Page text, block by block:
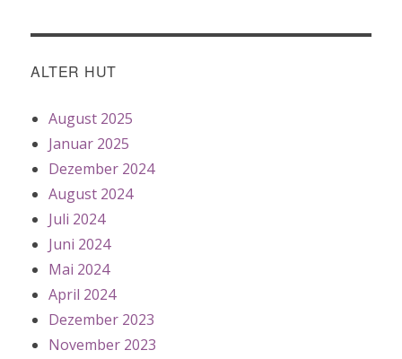
ALTER HUT
August 2025
Januar 2025
Dezember 2024
August 2024
Juli 2024
Juni 2024
Mai 2024
April 2024
Dezember 2023
November 2023